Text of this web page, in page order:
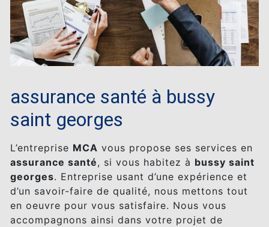
assurance santé à bussy
saint georges
L’entreprise MCA vous propose ses services en
assurance santé, si vous habitez à bussy saint
georges. Entreprise usant d’une expérience et
d’un savoir-faire de qualité, nous mettons tout
en oeuvre pour vous satisfaire. Nous vous
accompagnons ainsi dans votre projet de